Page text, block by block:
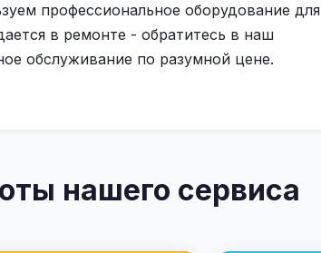
профессиональное оборудование для
в ремонте - обратитесь в наш
обслуживание по разумной цене.
нашего сервиса